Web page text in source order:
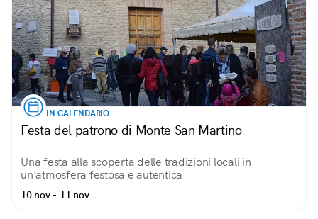
IN CALENDARIO
Festa del patrono di Monte San Martino
Una festa alla scoperta delle tradizioni locali in
un'atmosfera festosa e autentica
10 nov - 11 nov